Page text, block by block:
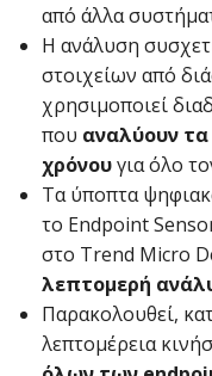
από άλλα
Η ανάλυση
στοιχείων από
χρησιμοποιεί
που αναλύουν
χρόνουγια όλο
Τα ύποπτα
το Endpoint
στο Trend Micro
λεπτομερή
Παρακολουθεί,
λεπτομέρεια